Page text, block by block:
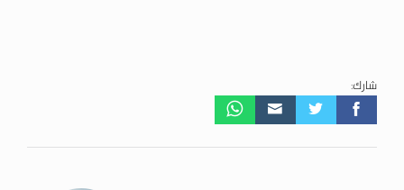
شارك: